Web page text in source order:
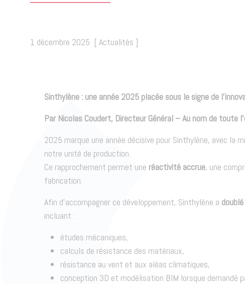
1 décembre 2025 [ Actualités ]
Sinthylène : une année 2025 placée sous le signe de
Par Nicolas Coudert, Directeur Général – Au nom de toute
2025 marque une année décisive pour Sinthylène, avec la
notre unité de production.
Ce rapprochement permet une réactivité accrue, une
fabrication.
Afin d’accompagner ce développement, Sinthylène a
incluant :
études mécaniques,
calculs de résistance des matériaux,
résistance au vent et aux aléas climatiques,
conception 3D et modélisation BIM lorsque demandé